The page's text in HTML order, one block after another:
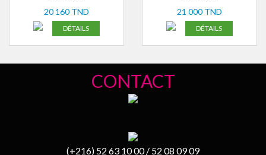
20 160 TND
DÉTAILS
21 000 TND
DÉTAILS
CONTACT
(+216) 52 63 10 00 / 52 08 09 09